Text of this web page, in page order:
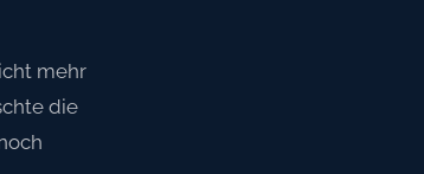
mehr
die